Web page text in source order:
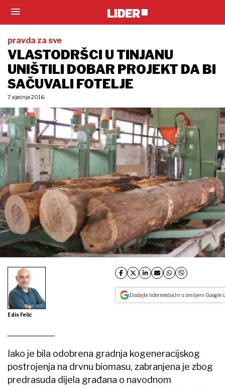
pravda za sve
VLASTODRŠCI U TINJANU
UNIŠTILI DOBAR PROJEKT DA BI
SAČUVALI FOTELJE
7. siječnja 2016.
Edis Felić
Dodajte lidermedia.hr u omiljeni Google
Iako je bila odobrena gradnja kogeneracijskog
postrojenja na drvnu biomasu, zabranjena je zbog
predrasuda dijela građana o navodnom